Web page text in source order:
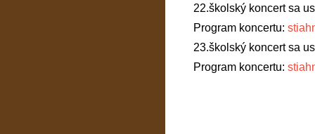
22.školský koncert sa
Program koncertu:
23.školský koncert sa
Program koncertu: